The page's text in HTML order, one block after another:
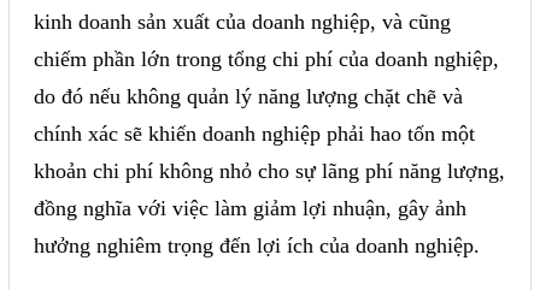
kinh doanh sản xuất của doanh nghiệp, và cũng
chiếm phần lớn trong tổng chi phí của doanh nghiệp,
do đó nếu không quản lý năng lượng chặt chẽ và
chính xác sẽ khiến doanh nghiệp phải hao tốn một
khoản chi phí không nhỏ cho sự lãng phí năng lượng,
đồng nghĩa với việc làm giảm lợi nhuận, gây ảnh
hưởng nghiêm trọng đến lợi ích của doanh nghiệp.